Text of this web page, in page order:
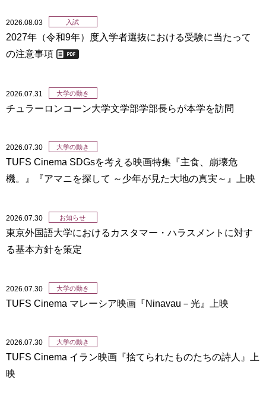
交
ク
セ
サ
イ
マ
2026.08.03 入試
2027年（令和9年）度入学者選抜における受験に当たって
の注意事項
2026.07.31 大学の動き
チュラーロンコーン大学文学部学部長らが本学を訪問
2026.07.30 大学の動き
TUFS Cinema SDGsを考える映画特集『主食、崩壊危
機。』『アマニを探して ～少年が見た大地の真実～』上映
2026.07.30 お知らせ
東京外国語大学におけるカスタマー・ハラスメントに対す
る基本方針を策定
2026.07.30 大学の動き
TUFS Cinema マレーシア映画『Ninavau－光』上映
2026.07.30 大学の動き
TUFS Cinema イラン映画『捨てられたものたちの詩人』上
映